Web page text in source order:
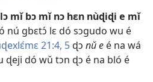
mǐ bɔ mǐ nɔ hɛn nùɖiɖi e mǐ
nú gbɛtɔ́ lɛ dó sɔgudo wu é
21:4, 5ɖɔ nǔ e é na wá
ɖeji dó wǔ tɔn ɖɔ é na bló é